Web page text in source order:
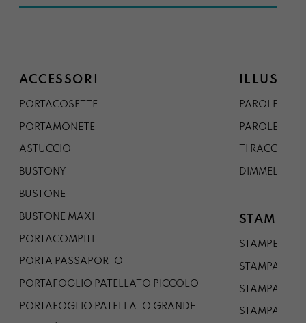
ACCESSORI
PORTACOSETTE
PORTAMONETE
ASTUCCIO
BUSTONY
BUSTONE
BUSTONE MAXI
PORTACOMPITI
PORTA PASSAPORTO
PORTAFOGLIO PATELLATO PICCOLO
PORTAFOGLIO PATELLATO GRANDE
PAROLE DAL
PAROLE DA
TI
DIMMELO
STAMPE
STAMPE A5
STAMPA A3
STAMPA A1
STAMPA A0